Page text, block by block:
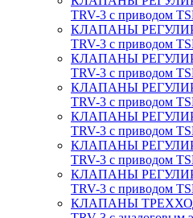
TRV-3 с приводом
КЛАПАНЫ
TRV-3 с приводом
КЛАПАНЫ
TRV-3 с приводом
КЛАПАНЫ
TRV-3 с приводом
КЛАПАНЫ
TRV-3 с приводом
КЛАПАНЫ
TRV-3 с приводом
КЛАПАНЫ
TRV-3 с приводом
КЛАПАНЫ